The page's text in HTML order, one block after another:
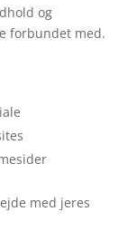
og
forbundet med.
med jeres